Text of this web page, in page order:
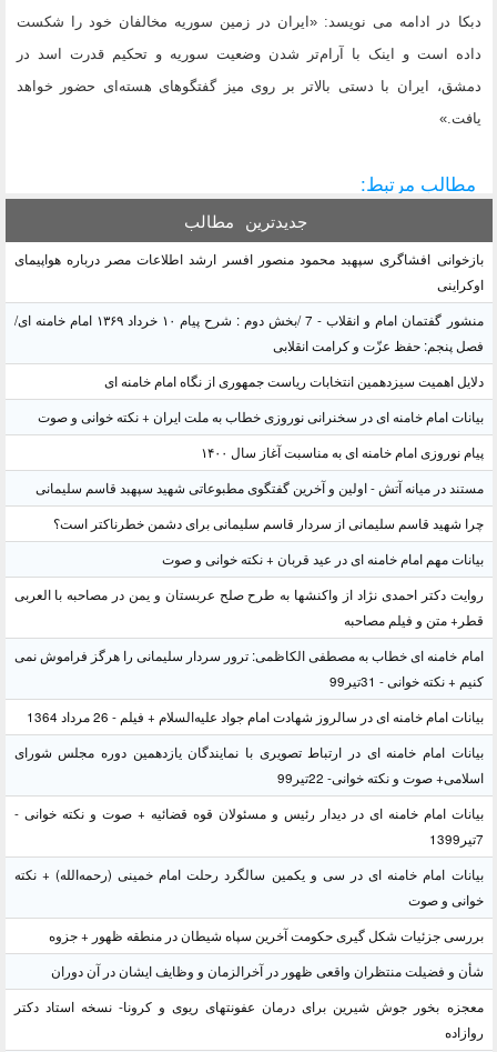
دبکا در ادامه می نویسد: «ایران در زمین سوریه مخالفان خود را شکست
داده است و اینک با آرام‌تر شدن وضعیت سوریه و تحکیم قدرت اسد در
دمشق، ایران با دستی بالا‌تر بر روی میز گفتگوهای هسته‌ای حضور خواهد
یافت.»
مطالب مرتبط:
جدیدترین مطالب
بازخوانی افشاگری سپهبد محمود منصور افسر ارشد اطلاعات مصر درباره هواپیمای
اوکراینی
منشور گفتمان امام و انقلاب - 7 /بخش دوم : شرح پیام ۱۰ خرداد ۱۳۶۹ امام خامنه ای/
فصل پنجم: حفظ عزّت و کرامت انقلابی
دلایل اهمیت سیزدهمین انتخابات ریاست جمهوری از نگاه امام خامنه ای
بیانات امام خامنه ای در سخنرانی نوروزی خطاب به ملت ایران + نکته خوانی و صوت
پیام نوروزی امام خامنه ای به مناسبت آغاز سال ۱۴۰۰
مستند در میانه آتش - اولین و آخرین گفتگوی مطبوعاتی شهید سپهبد قاسم سلیمانی
چرا شهید قاسم سلیمانی از سردار قاسم سلیمانی برای دشمن خطرناکتر است؟
بیانات مهم امام خامنه ای در عید قربان + نکته خوانی و صوت
روایت دکتر احمدی نژاد از واکنشها به طرح صلح عربستان و یمن در مصاحبه با العربی
قطر+ متن و فیلم مصاحبه
امام خامنه ای خطاب به مصطفی الکاظمی: ترور سردار سلیمانی را هرگز فراموش نمی
کنیم + نکته خوانی - 31تیر99
بیانات امام خامنه ای در سالروز شهادت امام جواد علیه‌السلام + فیلم - 26 مرداد 1364
بیانات امام خامنه ای در ارتباط تصویری با نمایندگان یازدهمین دوره مجلس شورای
اسلامی+ صوت و نکته خوانی- 22تیر99
بیانات امام خامنه ای در دیدار رئیس و مسئولان قوه قضائیه + صوت و نکته خوانی -
7تیر1399
بیانات امام خامنه ای در سی و یکمین سالگرد رحلت امام خمینی (رحمه‌الله) + نکته
خوانی و صوت
بررسی جزئیات شکل گیری حکومت آخرین سپاه شیطان در منطقه ظهور + جزوه
شأن و فضیلت منتظران واقعی ظهور در آخرالزمان و وظایف ایشان در آن دوران
معجزه بخور جوش شیرین برای درمان عفونتهای ریوی و کرونا- نسخه استاد دکتر
روازاده